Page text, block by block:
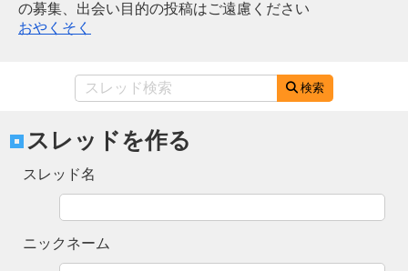
の募集、出会い目的の投稿はご遠慮ください
おやくそく
検索
スレッドを作る
スレッド名
ニックネーム